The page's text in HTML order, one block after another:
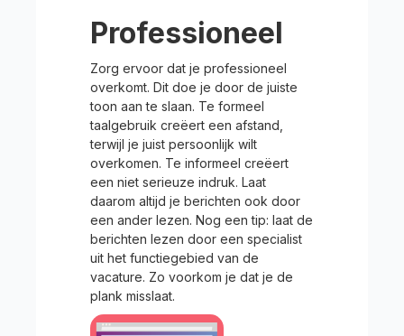
Professioneel
Zorg ervoor dat je professioneel
overkomt. Dit doe je door de juiste
toon aan te slaan. Te formeel
taalgebruik creëert een afstand,
terwijl je juist persoonlijk wilt
overkomen. Te informeel creëert
een niet serieuze indruk. Laat
daarom altijd je berichten ook door
een ander lezen. Nog een tip: laat de
berichten lezen door een specialist
uit het functiegebied van de
vacature. Zo voorkom je dat je de
plank misslaat.